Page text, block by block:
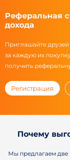
Реферальная
дохода
Приглашайте
за каждую их
получить
Регистрация
Почему
Мы предлагаем